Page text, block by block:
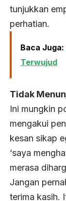
tunjukkan
perhatian.
Baca Juga:
Terwujud
Tidak
Ini mungkin
mengakui
kesan sikap
‘saya
merasa
Jangan
terima kasih.